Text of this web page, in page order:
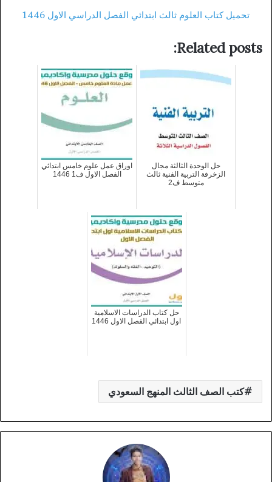
تحميل كتاب العلوم ثالث ابتدائي الفصل الدراسي الاول 1446
Related posts:
حل الوحدة الثالثة مجال
الزخرفة التربية الفنية ثالث
متوسط ف2
اوراق عمل علوم خامس ابتدائي
الفصل الاول ف1 1446
حل كتاب الدراسات الاسلامية
اول ابتدائي الفصل الاول 1446
كتب الصف الثالث المنهج السعودي